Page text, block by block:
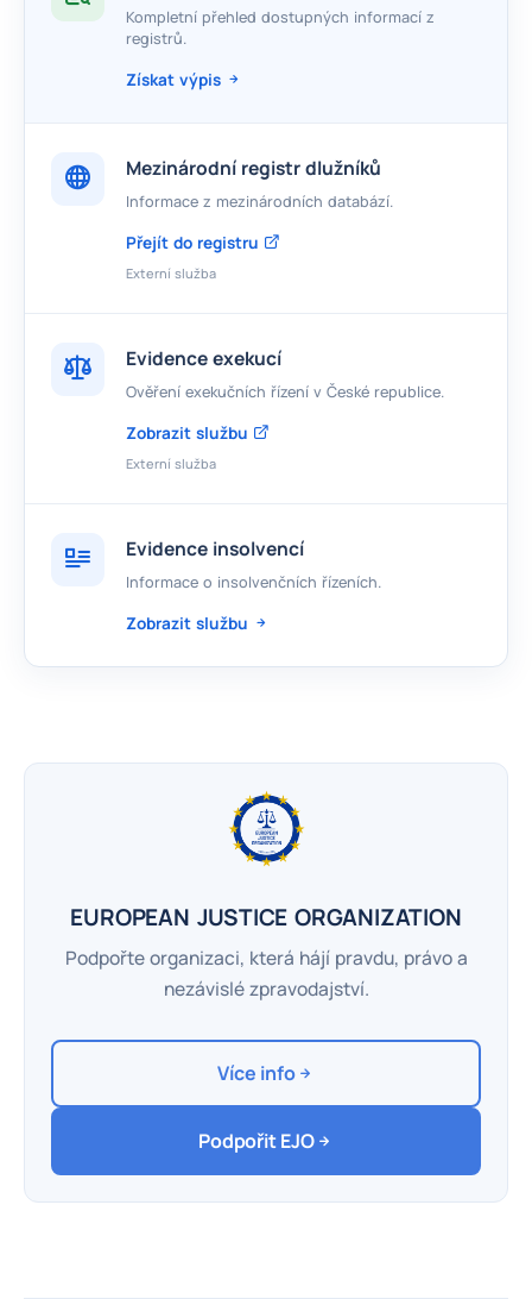
Kompletní přehled dostupných informací z
registrů.
Získat výpis
Mezinárodní registr dlužníků
Informace z mezinárodních databází.
Přejít do registru
Externí služba
Evidence exekucí
Ověření exekučních řízení v České republice.
Zobrazit službu
Externí služba
Evidence insolvencí
Informace o insolvenčních řízeních.
Zobrazit službu
EUROPEAN JUSTICE ORGANIZATION
Podpořte organizaci, která hájí pravdu, právo a
nezávislé zpravodajství.
Více info
Podpořit EJO